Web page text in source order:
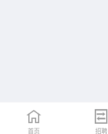
首页 招聘